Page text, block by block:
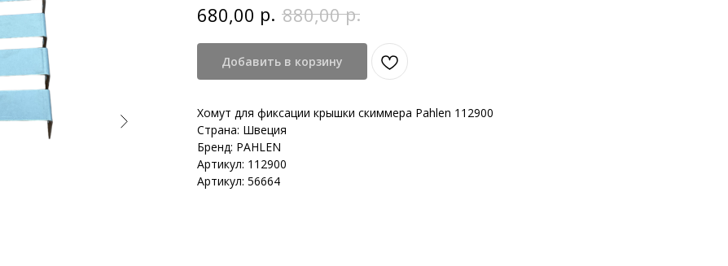
680,00 р. 880,00 р.
Добавить в корзину
Хомут для фиксации крышки скиммера Pahlen 112900
Страна: Швеция
Бренд: PAHLEN
Артикул: 112900
Артикул: 56664